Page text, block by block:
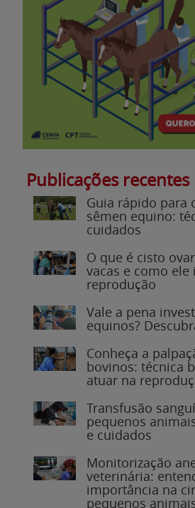
Publicações recentes
Guia rápido para
sêmen equino:
cuidados
O que é cisto
vacas e como ele
reprodução
Vale a pena
equinos?
Conheça a
bovinos: técnica
atuar na
Transfusão
pequenos
e cuidados
Monitorização
veterinária:
importância na
pequenos